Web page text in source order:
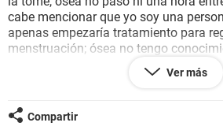
cabe mencionar que yo soy una
apenas empezaría tratamiento para
menstruación; ósea no tengo
EMBARAZO???? :(
Ver más
Compartir